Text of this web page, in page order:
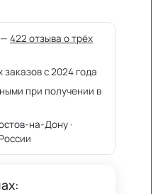
422 отзыва о трёх
с 2024 года
при получении в
на-Дону ·